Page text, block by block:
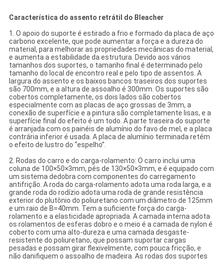
Característica do assento retrátil do Bleacher
1. O apoio do suporte é estirado a frio e formado da placa de aço
carbono excelente, que pode aumentar a força e a dureza do
material, para melhorar as propriedades mecânicas do material,
e aumenta a estabilidade da estrutura. Devido aos vários
tamanhos dos suportes, o tamanho final é determinado pelo
tamanho do local de encontro real e pelo tipo de assentos. A
largura do assento e os baixos bancos traseiros dos suportes
são 700mm, e a altura de assoalho é 300mm. Os suportes são
cobertos completamente, os dois lados são cobertos
especialmente com as placas de aço grossas de 3mm, a
conexão de superfície e a pintura são completamente lisas, e a
superfície final do efeito é um todo. A parte traseira do suporte
é arranjada com os painéis de alumínio do favo de mel, e a placa
contrária inferior é usada. A placa de alumínio terminada retém
o efeito de lustro do “espelho”.
2. Rodas do carro e do carga-rolamento: O carro inclui uma
coluna de 100×50×3mm, pés de 130×50×3mm, e é equipado com
um sistema dedobra com componentes do carregamento
antifrição. A roda do carga-rolamento adota uma roda larga, e a
grande roda do rodízio adota uma roda de grande resistência
exterior do plutônio do poliuretano com um diâmetro de 125mm
e um raio de B=40mm. Tem a suficiente força do carga-
rolamento e a elasticidade apropriada. A camada interna adota
os rolamentos de esferas dobro e o meio é a camada de nylon é
coberto com uma alto-dureza e uma camada desgaste-
resistente do poliuretano, que possam suportar cargas
pesadas e possam girar flexivelmente, com pouca fricção, e
não danifiquem o assoalho de madeira. As rodas dos suportes